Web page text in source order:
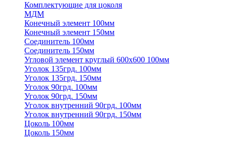
Комплектующие для цоколя
МДМ
Конечный элемент 100мм
Конечный элемент 150мм
Соединитель 100мм
Соединитель 150мм
Угловой элемент круглый 600х600 100мм
Уголок 135грд. 100мм
Уголок 135грд. 150мм
Уголок 90грд. 100мм
Уголок 90грд. 150мм
Уголок внутренний 90грд. 100мм
Уголок внутренний 90грд. 150мм
Цоколь 100мм
Цоколь 150мм